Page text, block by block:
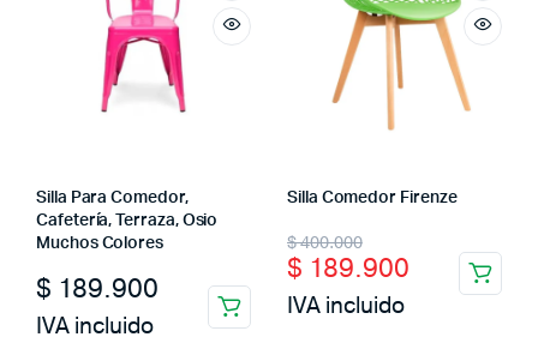
Silla Para Comedor,
Cafetería, Terraza, Osio
Muchos Colores
$ 189.900
IVA incluido
Silla Comedor Firenze
$400.000
Original
price
was:
$ 189.900
Current
price
is:
IVA incluido